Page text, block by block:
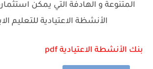
المتنوعة و الهادفة التي يمكن
الأنشظة الاعتيادية للتعليم
بنك الأنشطة الاعتيادية pdf